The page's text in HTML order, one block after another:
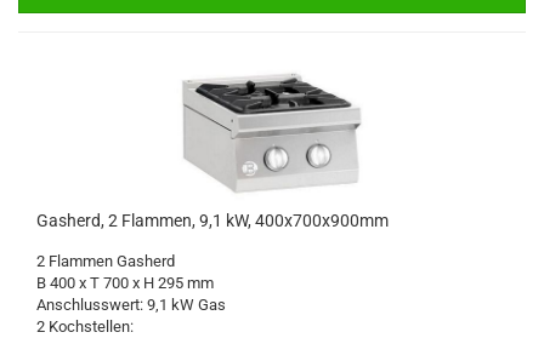
Gasherd, 2 Flammen, 9,1 kW, 400x700x900mm
2 Flammen Gasherd
B 400 x T 700 x H 295 mm
Anschlusswert: 9,1 kW Gas
2 Kochstellen: